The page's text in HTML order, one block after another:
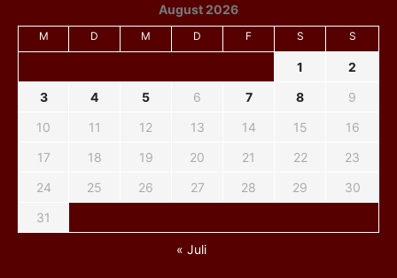
August 2026
M D M D F S S
1
2
3
4 5 6 7 8
9
10
11 12 13 14 15
16
17
18 19 20 21 22
23
24
25 26 27 28 29
30
31
« Juli